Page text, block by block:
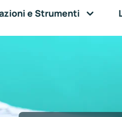
e Strumenti